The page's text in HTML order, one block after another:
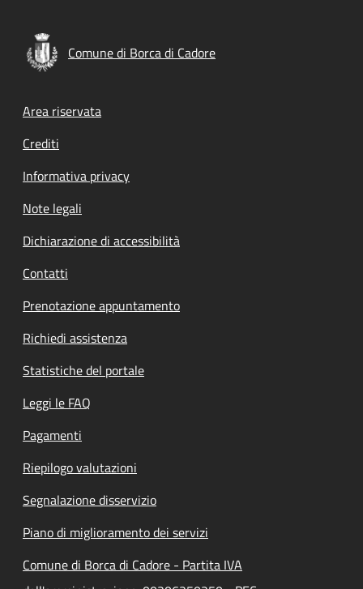
Comune di Borca di Cadore
Footer menu
Area riservata
Crediti
Informativa privacy
Note legali
Dichiarazione di accessibilità
Contatti
Prenotazione appuntamento
Richiedi assistenza
Statistiche del portale
Leggi le FAQ
Pagamenti
Riepilogo valutazioni
Segnalazione disservizio
Piano di miglioramento dei servizi
Comune di Borca di Cadore - Partita IVA